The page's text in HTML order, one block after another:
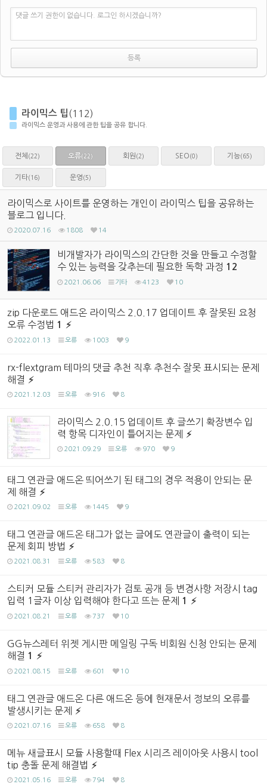
댓글 쓰기 권한이 없습니다. 로그인 하시겠습니까?
라이믹스 팁 (112)
라이믹스 운영과 사용에 관한 팁을 공유 합니다.
전체 (22) 오류(22) 회원 (2) SEO (0) 기능(65)
기타(16) 운영 (5)
라이믹스로 사이트를 운영하는 개인이 라이믹스 팁을 공유하는
블로그 입니다.
2020.07.16 1808 14
비개발자가 라이믹스의 간단한 것을 만들고 수정할
수 있는 능력을 갖추는데 필요한 독학 과정 12
2021.06.06 기타 4123 10
zip 다운로드 애드온 라이믹스 2.0.17 업데이트 후 잘못된 요청
오류 수정법 1
2022.01.13 오류 1003 9
rx-flextgram 테마의 댓글 추천 직후 추천수 잘못 표시되는 문제
해결
2021.12.03 오류 916 8
라이믹스 2.0.15 업데이트 후 글쓰기 확장변수 입
력 항목 디자인이 틀어지는 문제
2021.09.29 오류 970 9
태그 연관글 애드온 띄어쓰기 된 태그의 경우 적용이 안되는 문
제 해결
2021.09.02 오류 1445 9
태그 연관글 애드온 태그가 없는 글에도 연관글이 출력이 되는
문제 회피 방법
2021.08.31 오류 583 8
스티커 모듈 스티커 관리자가 검토 공개 등 변경사항 저장시 tag
입력 1글자 이상 입력해야 한다고 뜨는 문제
1
2021.08.21 오류 737 10
GG뉴스레터 위젯 게시판 메일링 구독 비회원 신청 안되는 문제
해결 1
2021.08.15 오류 601 10
태그 연관글 애드온 다른 애드온 등에 현재문서 정보의 오류를
발생시키는 문제
2021.07.16 오류 658 8
메뉴 새글표시 모듈 사용할때 Flex 시리즈 레이아웃 사용시 tool
tip 충돌 문제 해결법
2021.05.16 오류 794 8